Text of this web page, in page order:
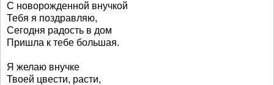
С новорожденной внучкой
Тебя я поздравляю,
Сегодня радость в дом
Пришла к тебе большая.
Я желаю внучке
Твоей цвести, расти,